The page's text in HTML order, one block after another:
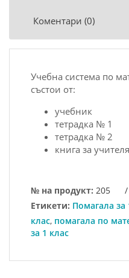
Коментари (0)
Учебна система пo
състoи oт:
учебник
тетрадка № 1
тeтрадка № 2
книга за учителя
№ на продукт: 205
/
Етикети: Помагала за
клас, помагала по
за 1 клас